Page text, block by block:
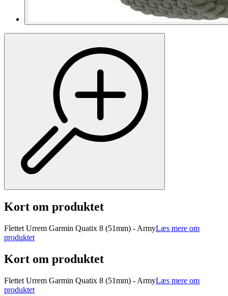
Kort om produktet
Flettet Urrem Garmin Quatix 8 (51mm) - ArmyLæs mere om
produktet
Kort om produktet
Flettet Urrem Garmin Quatix 8 (51mm) - ArmyLæs mere om
produktet